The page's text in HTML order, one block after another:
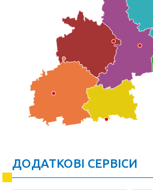
ДОДАТКОВІ СЕРВІСИ